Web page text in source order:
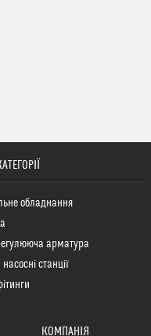
обладнання
арматура
станції